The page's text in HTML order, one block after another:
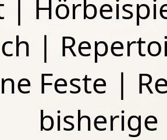
|
|
Feste |